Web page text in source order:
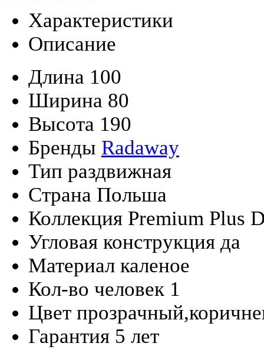
Характеристики
Описание
Длина 100
Ширина 80
Высота 190
Бренды Radaway
Тип раздвижная
Страна Польша
Коллекция Premium Plus
Угловая конструкция да
Материал каленое
Кол-во человек 1
Цвет
Гарантия 5 лет